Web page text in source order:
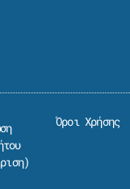
)
Όροι Χρήσης